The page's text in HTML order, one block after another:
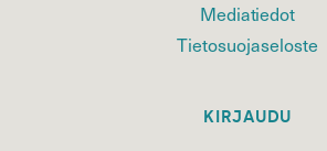
Mediatiedot
Tietosuojaseloste
KIRJAUDU